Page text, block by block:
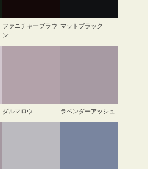
ファニチャーブラウ
ン
マットブラック
ダルマロウ ラベンダーアッシュ